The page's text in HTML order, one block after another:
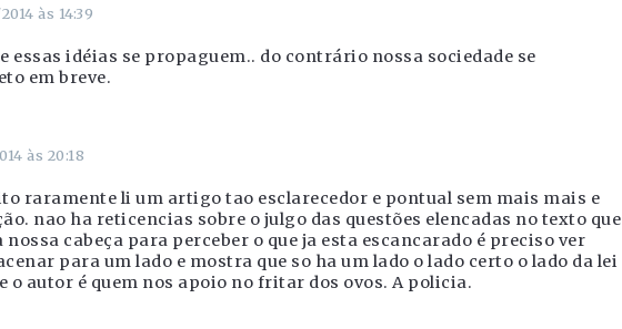
às 14:39
essas idéias se propaguem.. do contrário nossa sociedade se
em breve.
às 20:18
raramente li um artigo tao esclarecedor e pontual sem mais mais e
nao ha reticencias sobre o julgo das questões elencadas no texto que
cabeça para perceber o que ja esta escancarado é preciso ver
para um lado e mostra que so ha um lado o lado certo o lado da lei
o autor é quem nos apoio no fritar dos ovos. A policia.